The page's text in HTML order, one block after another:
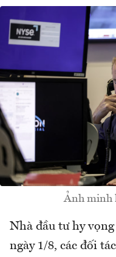
Ảnh minh
Nhà đầu tư hy
ngày 1/8, các đối